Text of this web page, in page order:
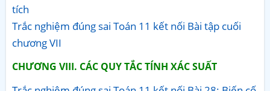
tích
Trắc nghiệm đúng sai Toán 11 kết nối Bài tập cuối
chương VII
CHƯƠNG VIII. CÁC QUY TẮC TÍNH XÁC SUẤT